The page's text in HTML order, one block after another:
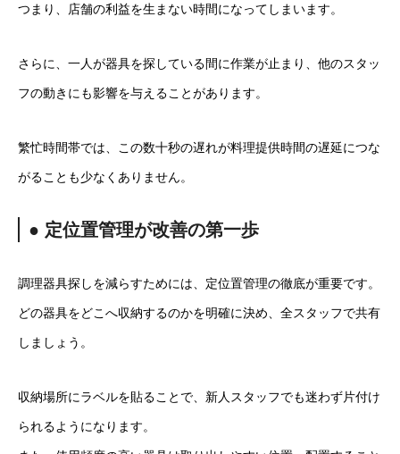
つまり、店舗の利益を生まない時間になってしまいます。
さらに、一人が器具を探している間に作業が止まり、他のスタッ
フの動きにも影響を与えることがあります。
繁忙時間帯では、この数十秒の遅れが料理提供時間の遅延につな
がることも少なくありません。
● 定位置管理が改善の第一歩
調理器具探しを減らすためには、定位置管理の徹底が重要です。
どの器具をどこへ収納するのかを明確に決め、全スタッフで共有
しましょう。
収納場所にラベルを貼ることで、新人スタッフでも迷わず片付け
られるようになります。